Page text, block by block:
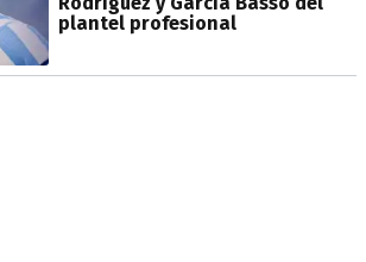
plantel profesional